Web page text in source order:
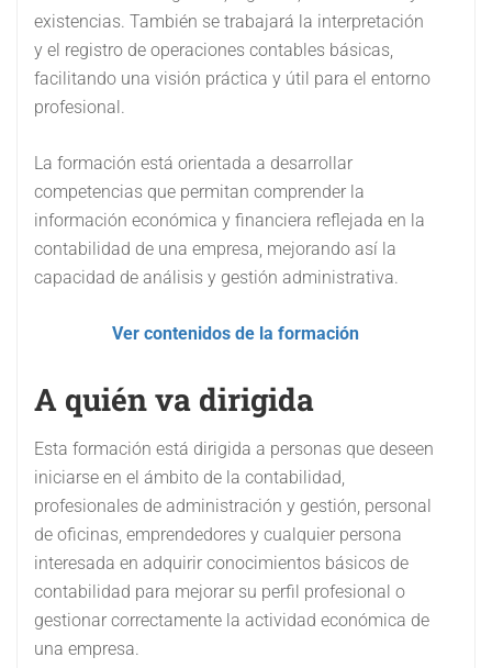
existencias. También se trabajará la interpretación
y el registro de operaciones contables básicas,
facilitando una visión práctica y útil para el entorno
profesional.
La formación está orientada a desarrollar
competencias que permitan comprender la
información económica y financiera reflejada en la
contabilidad de una empresa, mejorando así la
capacidad de análisis y gestión administrativa.
Ver contenidos de la formación
A quién va dirigida
Esta formación está dirigida a personas que deseen
iniciarse en el ámbito de la contabilidad,
profesionales de administración y gestión, personal
de oficinas, emprendedores y cualquier persona
interesada en adquirir conocimientos básicos de
contabilidad para mejorar su perfil profesional o
gestionar correctamente la actividad económica de
una empresa.